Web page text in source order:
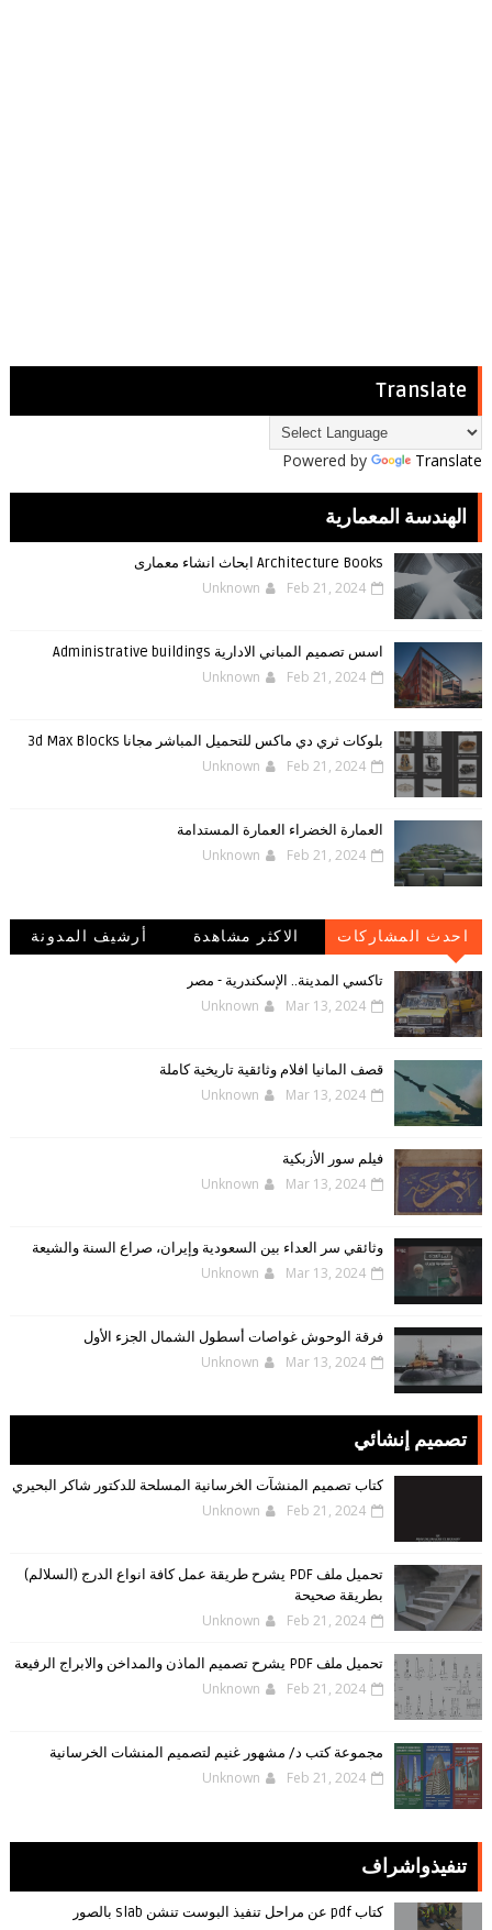
Translate
Powered by Translate
الهندسة المعمارية
Architecture Books ابحاث انشاء معمارى
Unknown Feb 21, 2024
اسس تصميم المباني الادارية Administrative buildings
Unknown Feb 21, 2024
بلوكات ثري دي ماكس للتحميل المباشر مجانا 3d Max Blocks
Unknown Feb 21, 2024
العمارة الخضراء العمارة المستدامة
Unknown Feb 21, 2024
احدث المشاركات الاكثر مشاهدة
أرشيف المدونة
تاكسي المدينة.. الإسكندرية - مصر
Unknown Mar 13, 2024
قصف المانيا افلام وثائقية تاريخية كاملة
Unknown Mar 13, 2024
فيلم سور الأزبكية
Unknown Mar 13, 2024
وثائقي سر العداء بين السعودية وإيران، صراع السنة والشيعة
Unknown Mar 13, 2024
فرقة الوحوش غواصات أسطول الشمال الجزء الأول
Unknown Mar 13, 2024
تصميم إنشائي
كتاب تصميم المنشآت الخرسانية المسلحة للدكتور شاكر البحيري
Unknown Feb 21, 2024
تحميل ملف PDF يشرح طريقة عمل كافة انواع الدرج (السلالم)
بطريقة صحيحة
Unknown Feb 21, 2024
تحميل ملف PDF يشرح تصميم الماذن والمداخن والابراج الرفيعة
Unknown Feb 21, 2024
مجموعة كتب د/ مشهور غنيم لتصميم المنشات الخرسانية
Unknown Feb 21, 2024
تنفيذواشراف
كتاب pdf عن مراحل تنفيذ البوست تنشن slab بالصور